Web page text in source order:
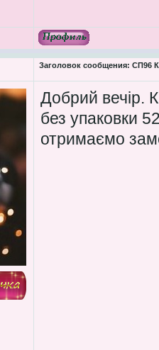
Заголовок сообщения: СП96
Добрий вечір.
без упаковки
отримаємо